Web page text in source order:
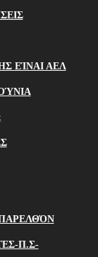
ΕΊΝΑΙ ΑΕΛ
Π.Σ-